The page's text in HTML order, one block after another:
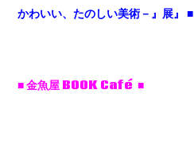
かわいい、たのしい美術－』展』 ■
■ 金魚屋 BOOK Café ■